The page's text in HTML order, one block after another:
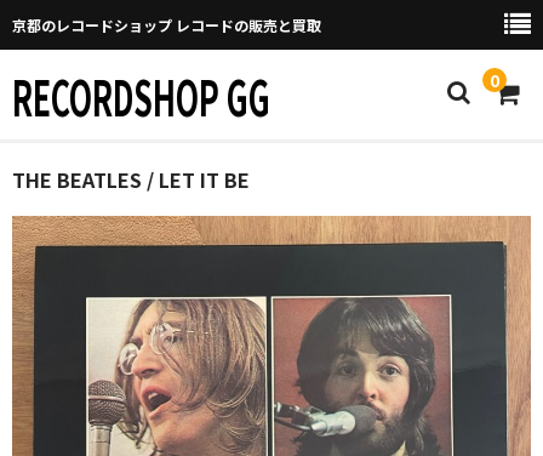
京都のレコードショップ レコードの販売と買取
RECORDSHOP GG 0
Home
マイページ
GGについて
買取について
取り置きなどについて
Categories
THE BEATLES / LET IT BE